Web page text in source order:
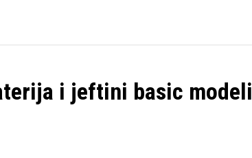
i jeftini basic modeli